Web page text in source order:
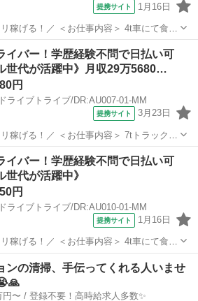
提携サイト 1月16日
内容＞ 4t車にて食品
■配送
格＞ 中型免許(8t限
駅 デリバリー
イバー！学歴経験不問で日払い可
世代が活躍中》月収29万5680…
円
ライブトライブ/DR:AU007-01-MM
提携サイト 3月23日
内容＞ 7tトラックに
び付帯業務） ■車種・内容：DR:
配送先：ヤマト運輸(姶良)センターなど ■
上駅 デリバリー
イバー！学歴経験不問で日払い可
世代が活躍中》
円
ライブトライブ/DR:AU010-01-MM
提携サイト 1月16日
内容＞ 4t車にて食品
■配送
少ない ＜必須資格＞ 中型免
デリバリー
ンの清掃、手伝ってくれる人いませ
日給例1万円〜 / 登録不要！高時給求人多数✨